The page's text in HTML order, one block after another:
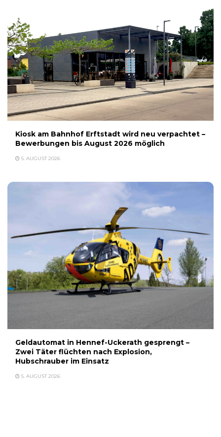
Kiosk am Bahnhof Erftstadt wird neu verpachtet –
Bewerbungen bis August 2026 möglich
5. AUGUST 2026
Geldautomat in Hennef-Uckerath gesprengt –
Zwei Täter flüchten nach Explosion,
Hubschrauber im Einsatz
5. AUGUST 2026